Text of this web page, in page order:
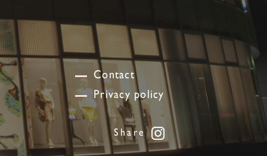
Contact
Privacy policy
Share